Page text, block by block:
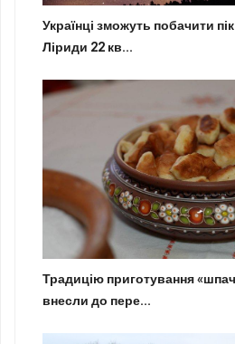
Українці зможуть побачити
Ліриди 22 кв...
Традицію приготування
внесли до пере...